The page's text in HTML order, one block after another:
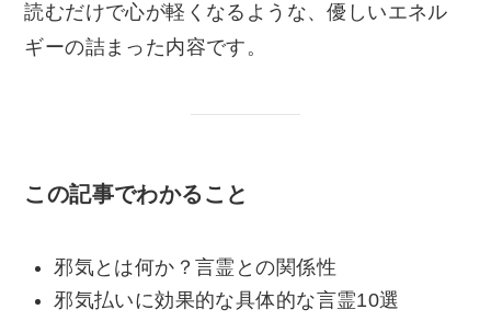
読むだけで心が軽くなるような、優しいエネル
ギーの詰まった内容です。
この記事でわかること
邪気とは何か？言霊との関係性
邪気払いに効果的な具体的な言霊10選